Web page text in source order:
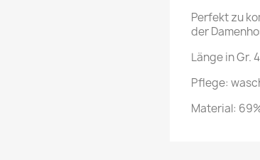
Perfekt zu
der
Länge in Gr.
Pflege:
Material: